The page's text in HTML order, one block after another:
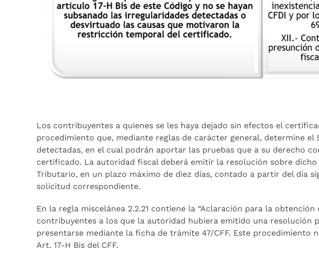
Los contribuyentes a quienes se les haya dejado sin efectos el
procedimiento que, mediante reglas de carácter general, determine el
detectadas, en el cual podrán aportar las pruebas que a su derecho
certificado. La autoridad fiscal deberá emitir la resolución sobre
Tributario, en un plazo máximo de diez días, contado a partir del día
solicitud correspondiente.
En la regla miscelánea 2.2.21 contiene la “Aclaración para la
contribuyentes a los que la autoridad hubiera emitido una resolución
presentarse mediante la ficha de trámite 47/CFF. Este procedimiento
Art. 17-H Bis del CFF.